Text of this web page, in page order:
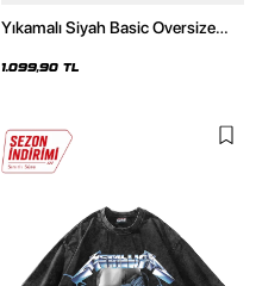
Yıkamalı Siyah Basic Oversize
1.099,90 TL